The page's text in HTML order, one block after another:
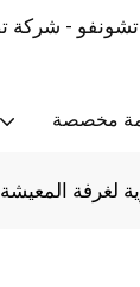
مخصصة
لغرفة المعيشة